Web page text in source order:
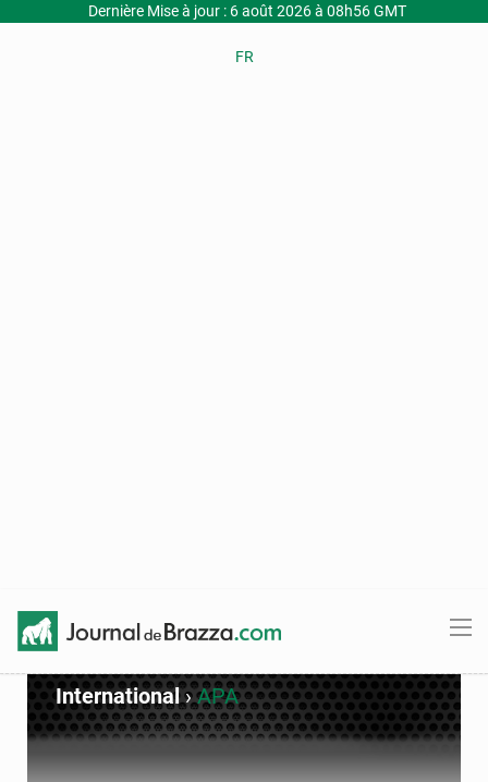
Dernière Mise à jour : 6 août 2026 à 08h56 GMT
FR
International›APA